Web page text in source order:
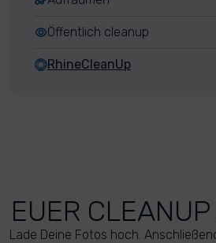
Öffentlich cleanup
RhineCleanUp
EUER
Lade Deine Fotos hoch.